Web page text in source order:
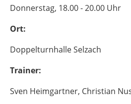
Donnerstag, 18.00 - 20.00 Uhr
Ort:
Doppelturnhalle Selzach
Trainer:
Sven Heimgartner, Christian